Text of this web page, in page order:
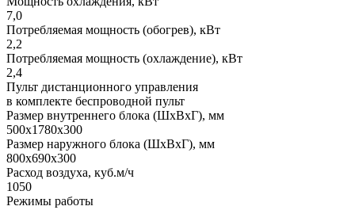
7,0
Потребляемая мощность (обогрев), кВт
2,2
Потребляемая мощность (охлаждение), кВт
2,4
Пульт дистанционного управления
в комплекте беспроводной пульт
Размер внутреннего блока (ШхВхГ), мм
500x1780x300
Размер наружного блока (ШхВхГ), мм
800x690x300
Расход воздуха, куб.м/ч
1050
Режимы работы